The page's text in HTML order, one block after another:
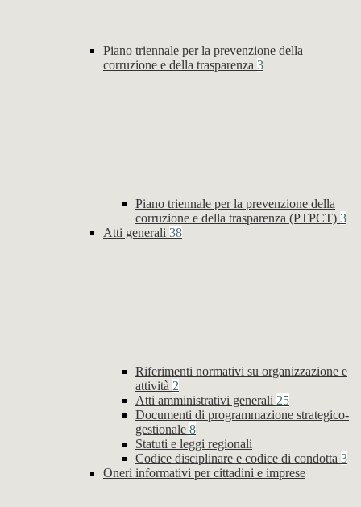
Piano triennale per la prevenzione della
corruzione e della trasparenza 3
Piano triennale per la prevenzione della
corruzione e della trasparenza (PTPCT) 3
Atti generali 38
Riferimenti normativi su organizzazione e
attività 2
Atti amministrativi generali 25
Documenti di programmazione strategico-
gestionale 8
Statuti e leggi regionali
Codice disciplinare e codice di condotta 3
Oneri informativi per cittadini e imprese